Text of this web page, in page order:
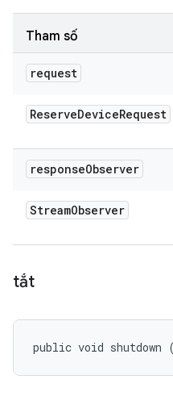
Tham số
request
ReserveDeviceRequest
responseObserver
StreamObserver
tắt
public void shutdown